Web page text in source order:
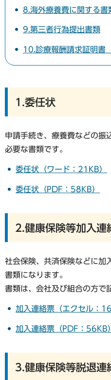
8.海外療養費に関する書
9.第三者行為提出書類
10.診療報酬請求証明書
1.委任状
申請手続き、療養費などの振
必要な書類です。
委任状（ワード：21KB）
委任状（PDF：58KB）
2.健康保険等加入連
社会保険、共済保険などに加
書類になります。
書類は、会社及び組合の方で
加入連絡票（エクセル：
加入連絡票（PDF：56KB）
3.健康保険等脱退連